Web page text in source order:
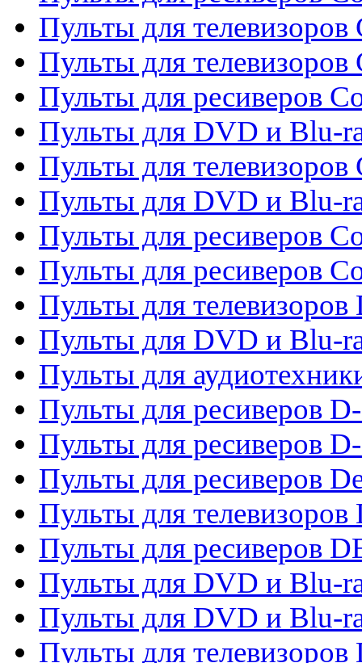
Пульты для телевизоров
Пульты для телевизоров
Пульты для ресиверов
Пульты для DVD и Blu-
Пульты для телевизоров
Пульты для DVD и Blu-
Пульты для ресиверов
Пульты для ресиверов
Пульты для телевизоров
Пульты для DVD и Blu-
Пульты для
Пульты для ресиверов
Пульты для ресиверов
Пульты для ресиверов
Пульты для телевизоров
Пульты для ресиверов
Пульты для DVD и Blu-
Пульты для DVD и Blu-
Пульты для